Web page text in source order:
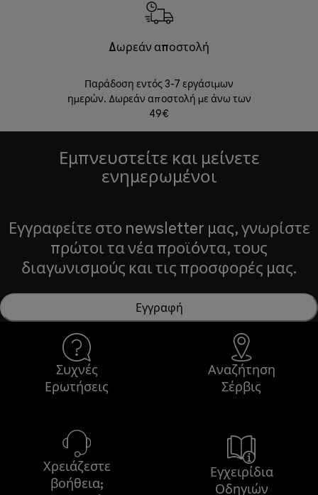
Δωρεάν αποστολή
Παράδοση εντός 3-7 εργάσιμων
ημερών. Δωρεάν αποστολή με άνω των
49€
Εμπνευστείτε και μείνετε
ενημερωμένοι
Εγγραφείτε στο newsletter μας, γνωρίστε
πρώτοι τα νέα προϊόντα, τους
διαγωνισμούς και τις προσφορές μας.
Εγγραφή
Συχνές
Ερωτήσεις
Αναζήτηση
Σέρβις
Χρειάζεστε
βοήθεια;
Εγχειρίδια
Οδηγιών